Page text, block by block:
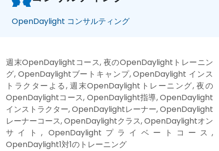
OpenDaylight コンサルティング
週末OpenDaylightコース, 夜のOpenDaylightトレーニン
グ, OpenDaylightブートキャンプ, OpenDaylight インス
トラクターよる, 週末OpenDaylightトレーニング, 夜の
OpenDaylightコース, OpenDaylight指導, OpenDaylight
インストラクター, OpenDaylightレーナー, OpenDaylight
レーナーコース, OpenDaylightクラス, OpenDaylightオン
サイト, OpenDaylightプライベートコース,
OpenDaylight1対1のトレーニング